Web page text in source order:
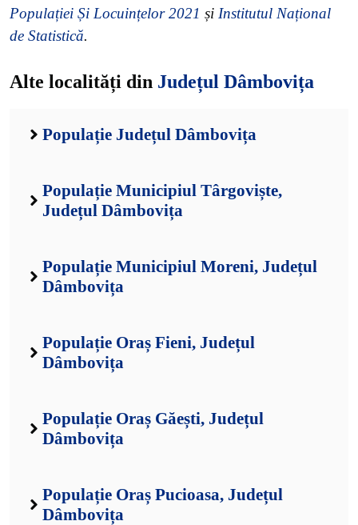
Populației Și Locuințelor 2021 și Institutul Național
de Statistică.
Alte localități din Județul Dâmbovița
Populație Județul Dâmbovița
Populație Municipiul Târgoviște,
Județul Dâmbovița
Populație Municipiul Moreni, Județul
Dâmbovița
Populație Oraș Fieni, Județul
Dâmbovița
Populație Oraș Găești, Județul
Dâmbovița
Populație Oraș Pucioasa, Județul
Dâmbovița